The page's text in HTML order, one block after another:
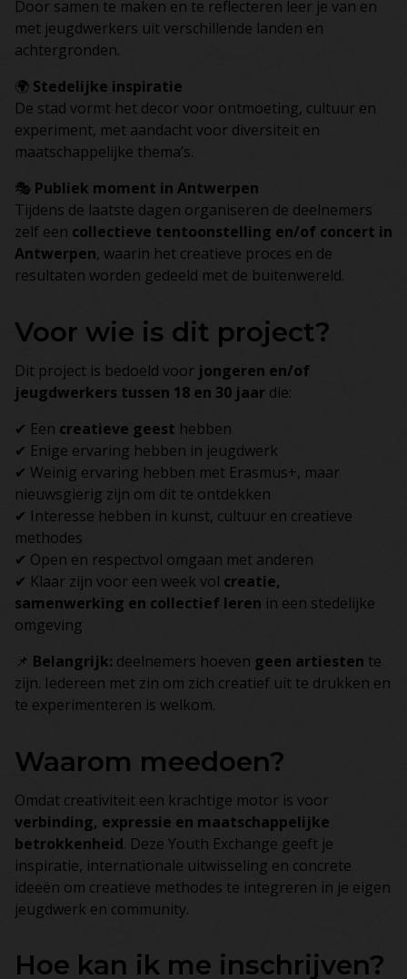
Door samen te maken en te reflecteren leer je van en
met jeugdwerkers uit verschillende landen en
achtergronden.
🌍 Stedelijke inspiratie
De stad vormt het decor voor ontmoeting, cultuur en
experiment, met aandacht voor diversiteit en
maatschappelijke thema’s.
🎭 Publiek moment in Antwerpen
Tijdens de laatste dagen organiseren de deelnemers
zelf een collectieve tentoonstelling en/of concert in
Antwerpen, waarin het creatieve proces en de
resultaten worden gedeeld met de buitenwereld.
Voor wie is dit project?
Dit project is bedoeld voor jongeren en/of
jeugdwerkers tussen 18 en 30 jaar die:
✔ Een creatieve geest hebben
✔ Enige ervaring hebben in jeugdwerk
✔ Weinig ervaring hebben met Erasmus+, maar
nieuwsgierig zijn om dit te ontdekken
✔ Interesse hebben in kunst, cultuur en creatieve
methodes
✔ Open en respectvol omgaan met anderen
✔ Klaar zijn voor een week vol creatie,
samenwerking en collectief leren in een stedelijke
omgeving
📌 Belangrijk: deelnemers hoeven geen artiesten te
zijn. Iedereen met zin om zich creatief uit te drukken en
te experimenteren is welkom.
Waarom meedoen?
Omdat creativiteit een krachtige motor is voor
verbinding, expressie en maatschappelijke
betrokkenheid. Deze Youth Exchange geeft je
inspiratie, internationale uitwisseling en concrete
ideeën om creatieve methodes te integreren in je eigen
jeugdwerk en community.
Hoe kan ik me inschrijven?